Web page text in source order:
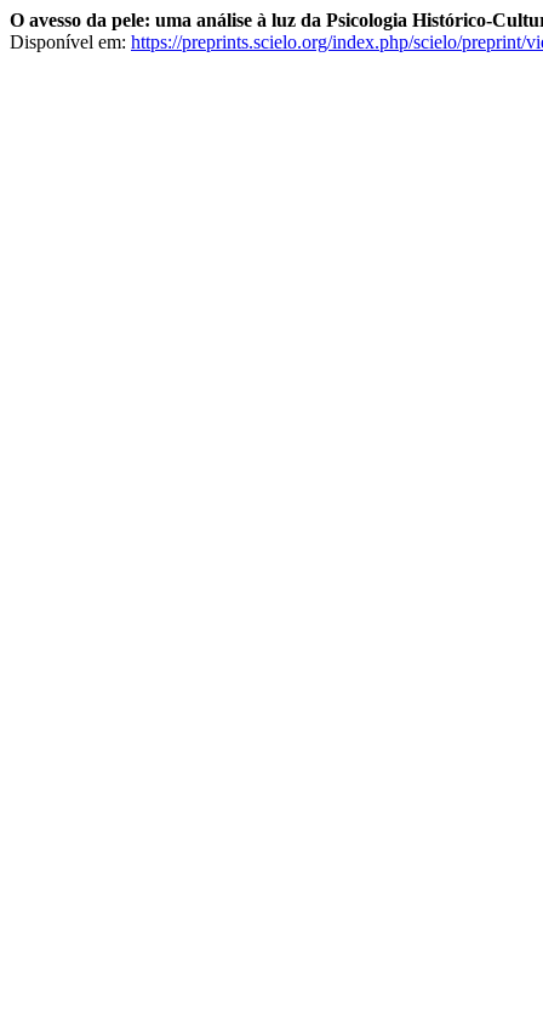
O avesso da pele: uma análise à luz da Psicologia Histórico-
Disponível em: https://preprints.scielo.org/index.php/scielo/preprint/